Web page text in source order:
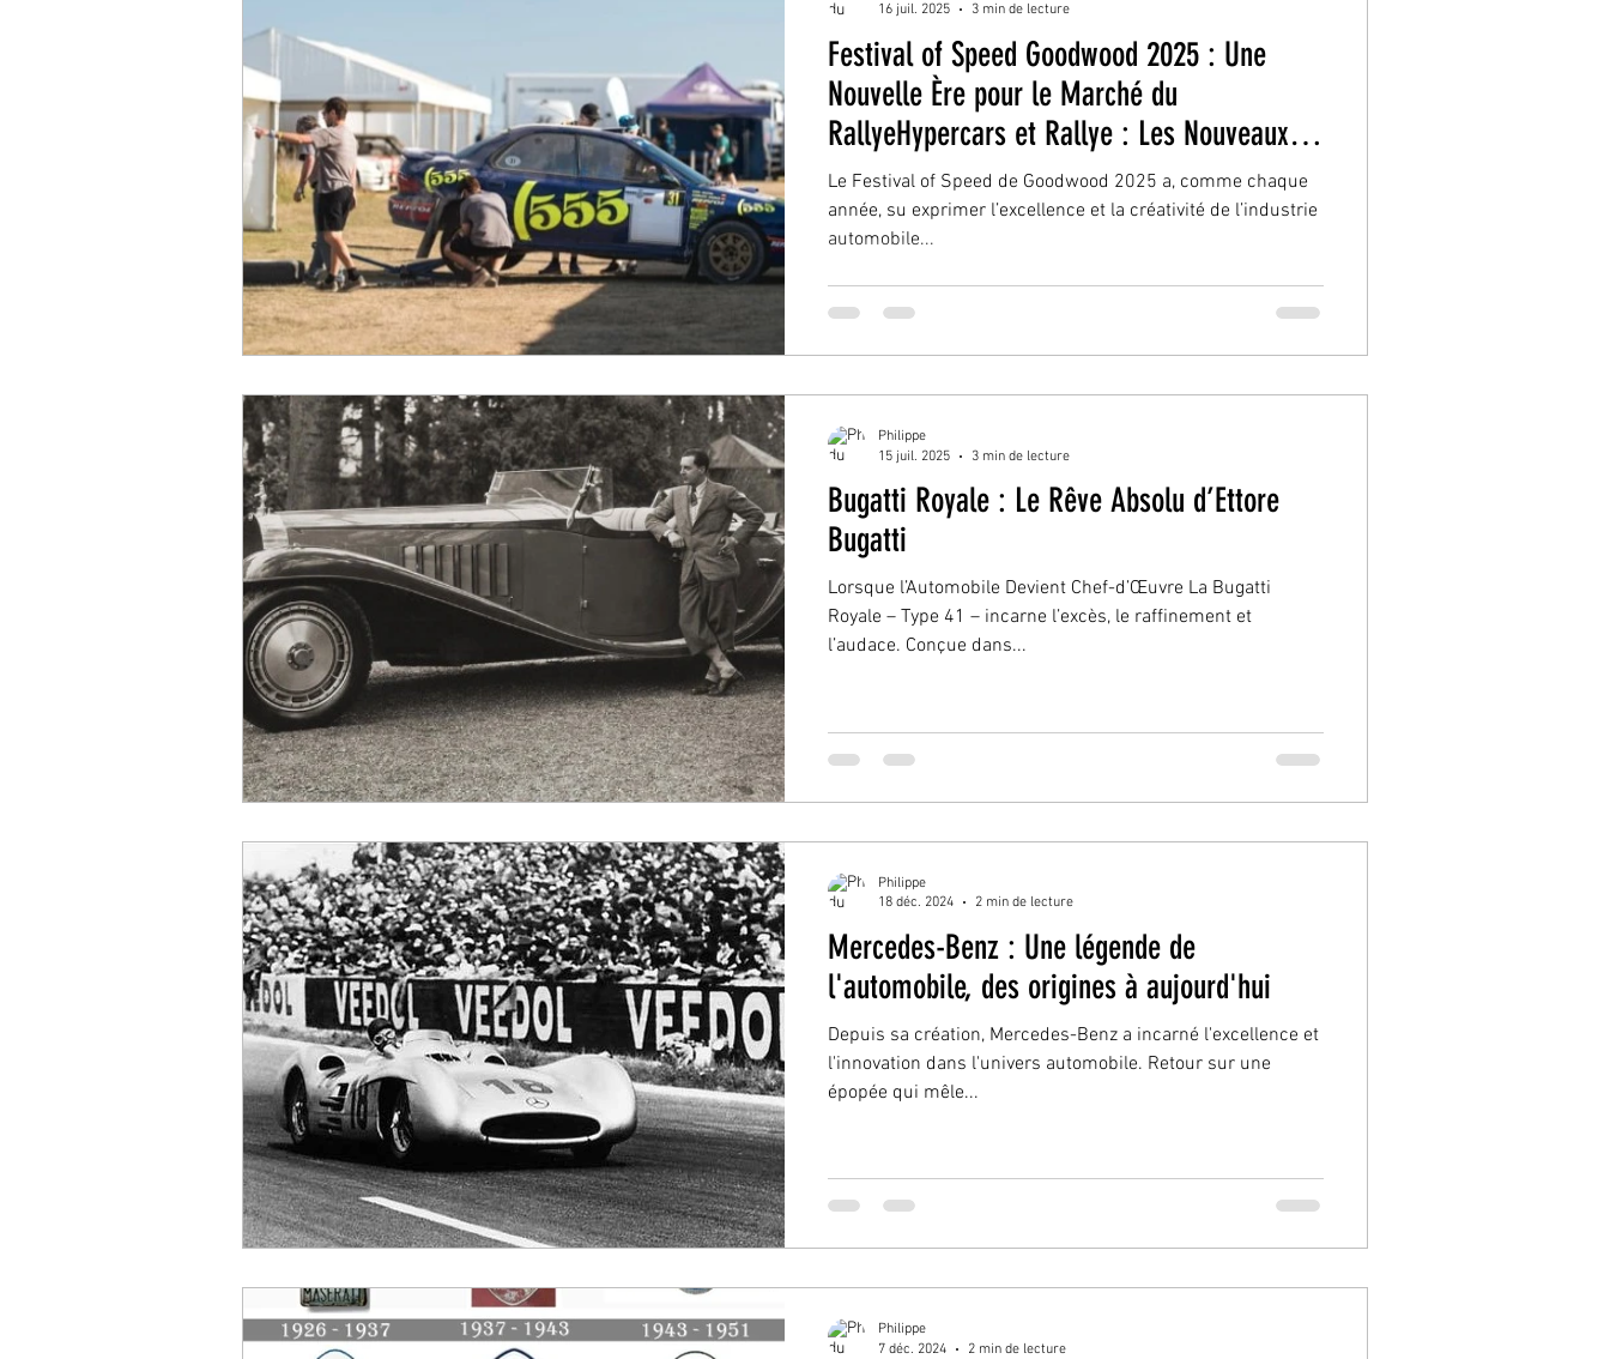
Festival of Speed Goodwood 2025 : Une
Nouvelle Ère pour le Marché du
RallyeHypercars et Rallye : Les Nouveaux
Pôles de la Passion Automobile
Le Festival of Speed de Goodwood 2025 a, comme chaque
année, su exprimer l’excellence et la créativité de l’industrie
automobile...
16 juil. 2025
3 min de lecture
Bugatti Royale : Le Rêve Absolu d’Ettore
Bugatti
Lorsque l’Automobile Devient Chef-d’Œuvre La Bugatti
Royale – Type 41 – incarne l’excès, le raffinement et
l’audace. Conçue dans...
Philippe
15 juil. 2025
3 min de lecture
Mercedes-Benz : Une légende de
l'automobile, des origines à aujourd'hui
Depuis sa création, Mercedes-Benz a incarné l'excellence et
l'innovation dans l'univers automobile. Retour sur une
épopée qui mêle...
Philippe
18 déc. 2024
2 min de lecture
Philippe
7 déc. 2024
2 min de lecture